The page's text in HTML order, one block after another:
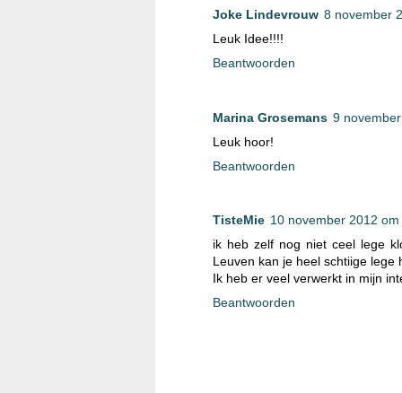
Joke Lindevrouw 8 november
Leuk Idee!!!!
Beantwoorden
Marina Grosemans 9
Leuk hoor!
Beantwoorden
TisteMie 10 november 2012
ik heb zelf nog niet ceel lege
Leuven kan je heel schtiige lege
Ik heb er veel verwerkt in mijn
Beantwoorden